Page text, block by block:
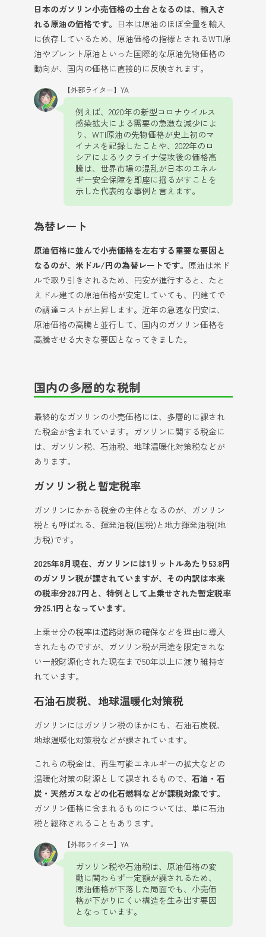
日本のガソリン小売価格の土台となるのは、輸入さ
れる原油の価格です。 日本は原油のほぼ全量を輸入
に依存しているため、原油価格の指標とされるWTI原
油やブレント原油といった国際的な原油先物価格の
動向が、国内の価格に直接的に反映されます。
【外部ライター】YA
例えば、2020年の新型コロナウイルス
感染拡大による需要の急激な減少によ
り、WTI原油の先物価格が史上初のマ
イナスを記録したことや、2022年のロ
シアによるウクライナ侵攻後の価格高
騰は、世界市場の混乱が日本のエネル
ギー安全保障を即座に揺るがすことを
示した代表的な事例と言えます。
為替レート
原油価格に並んで小売価格を左右する重要な要因と
なるのが、米ドル/円の為替レートです。 原油は米ド
ルで取り引きされるため、円安が進行すると、たと
えドル建ての原油価格が安定していても、円建てで
の調達コストが上昇します。近年の急速な円安は、
原油価格の高騰と並行して、国内のガソリン価格を
高騰させる大きな要因となってきました。
国内の多層的な税制
最終的なガソリンの小売価格には、多層的に課され
た税金が含まれています。ガソリンに関する税金に
は、ガソリン税、石油税、地球温暖化対策税などが
あります。
ガソリン税と暫定税率
ガソリンにかかる税金の主体となるのが、ガソリン
税とも呼ばれる、揮発油税(国税)と地方揮発油税(地
方税)です。
2025年8月現在、ガソリンには1リットルあたり53.8円
のガソリン税が課されていますが、その内訳は本来
の税率分28.7円と、特例として上乗せされた暫定税率
分25.1円となっています。
上乗せ分の税率は道路財源の確保などを理由に導入
されたものですが、ガソリン税が用途を限定されな
い一般財源化された現在まで50年以上に渡り維持さ
れています。
石油石炭税、地球温暖化対策税
ガソリンにはガソリン税のほかにも、石油石炭税、
地球温暖化対策税などが課されています。
これらの税金は、再生可能エネルギーの拡大などの
温暖化対策の財源として課されるもので、 石油・石
炭・天然ガスなどの化石燃料などが課税対象です。
ガソリン価格に含まれるものについては、単に石油
税と総称されることもあります。
【外部ライター】YA
ガソリン税や石油税は、原油価格の変
動に関わらず一定額が課されるため、
原油価格が下落した局面でも、小売価
格が下がりにくい構造を生み出す要因
となっています。